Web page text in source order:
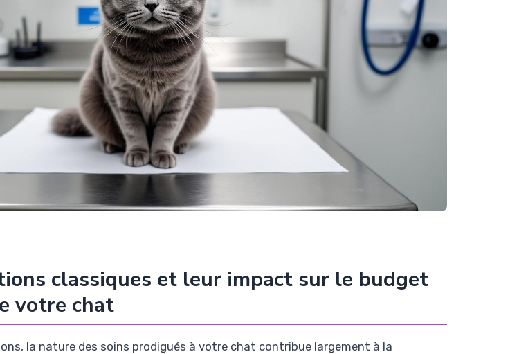
classiques et leur impact sur le budget
votre chat
la nature des soins prodigués à votre chat contribue largement à la